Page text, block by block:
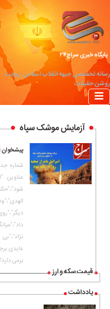
پایگاه خبری سراج۲۴
رسانه تخصصی جبهه انقلاب اسلامی؛ روایت
روشن حقیقت
قیمت سکه و ارز
یادداشت
آزمایش موشک سپاه
پیشخوان
عناوین
عایدی
برمی